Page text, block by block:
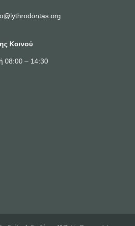
Κοινού
08:00 – 14:30